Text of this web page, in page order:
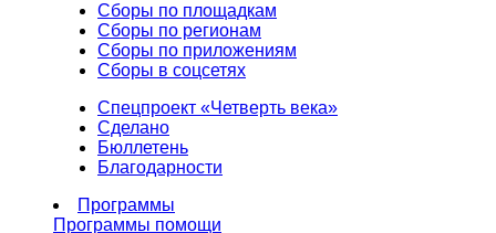
Сборы по площадкам
Сборы по регионам
Сборы по приложениям
Сборы в соцсетях
Спецпроект «Четверть века»
Сделано
Бюллетень
Благодарности
Программы
Программы помощи